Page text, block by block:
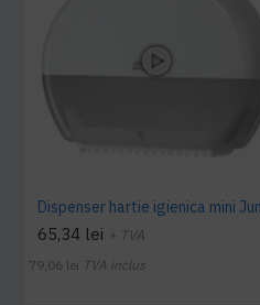
65,34 lei + TVA
79,06 lei TVA inclus